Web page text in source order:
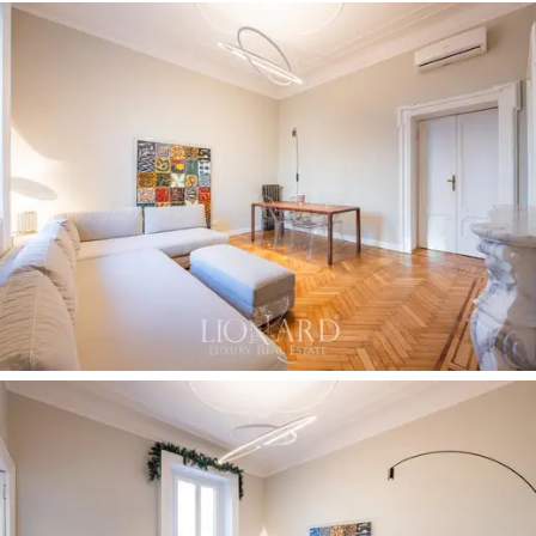
Bygningen er et herlig eksempel på
historisk
milanesisk boligarkitektur.De elegante fasadene,
med fokus på de minste detaljene, og det perfekt
bevarte fellesinteriøret forteller om prestisje fra en
svunnen tid. Restaureringen av leiligheten har utnyttet
de originale materialene mest mulig, som
sildebein-
tregulvene, de utsmykkede sementflisene i gangene
og de tidstypiske radiatorene, restaurert til sin
opprinnelige prakt.
Det totalrenoverte interiøret byr på148 kvmromslig
og godt fordelt plass. Inngangen åpner ut til en lys
stue, bestående av enelegant stue
med dekorativ
spisekjøkkenmed en øy. Soveområdet
to soverom,hvorav det ene har
og eget bad. Et andre bad med badekar og